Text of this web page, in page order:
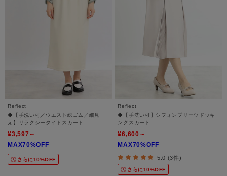
Reflect
◆【手洗い可／ウエスト総ゴム／細見
え】リラクシータイトスカート
¥3,597～
MAX70%OFF
さらに10%OFF
Reflect
◆【手洗い可】シフォンプリーツドッキ
ングスカート
¥6,600～
MAX70%OFF
5.0 (3件)
さらに10%OFF